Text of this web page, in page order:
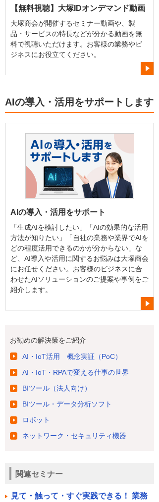
【無料視聴】大塚IDオンデマンド動画
大塚商会が開催するセミナー動画や、製
品・サービスの特長などが分かる動画を無
料で視聴いただけます。お客様の業務やビ
ジネスにお役立てください。
AIの導入・活用をサポートします
AIの導入・活用をサポート
「生成AIを検討したい」「AIの効果的な活用
方法が知りたい」「自社の業務や業界でAIを
どの程度活用できるのかが分からない」な
ど、AI導入や活用に関するお悩みは大塚商会
にお任せください。お客様のビジネスに合
わせたAIソリューションのご提案や事例をご
紹介します。
お勧めの解決策をご紹介
AI・IoT活用 概念実証（PoC）
AI・IoT・RPAで変える仕事の世界
BIツール（法人向け）
BIツール・データ分析ソフト
ロボット
ネットワーク・セキュリティ機器
関連セミナー
見て・触って・すぐ実践できる！ 業務